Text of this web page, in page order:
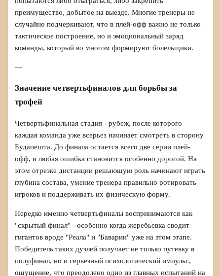
преимущество, добытое на выезде. Многие тренеры не
случайно подчеркивают, что в плей-офф важно не только
тактическое построение, но и эмоциональный заряд
команды, который во многом формируют болельщики.
---
Значение четвертьфиналов для борьбы за
трофей
Четвертьфинальная стадия - рубеж, после которого
каждая команда уже всерьез начинает смотреть в сторону
Будапешта. До финала остается всего две серии плей-
офф, и любая ошибка становится особенно дорогой. На
этом отрезке дистанции решающую роль начинают играть
глубина состава, умение тренера правильно ротировать
игроков и поддерживать их физическую форму.
Нередко именно четвертьфиналы воспринимаются как
"скрытый финал" - особенно когда жеребьевка сводит
гигантов вроде "Реала" и "Баварии" уже на этом этапе.
Победитель таких дуэлей получает не только путевку в
полуфинал, но и серьезный психологический импульс,
ощущение, что преодолено одно из главных испытаний на